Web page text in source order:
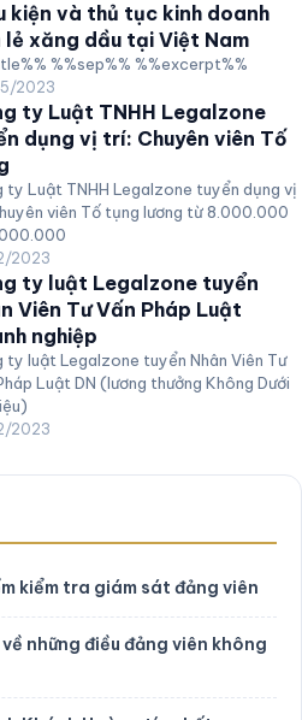
kiện và thủ tục kinh doanh
lẻ xăng dầu tại Việt Nam
%%sep%% %%excerpt%%
2023
ty Luật TNHH Legalzone
dụng vị trí: Chuyên viên Tố
ty Luật TNHH Legalzone tuyển dụng vị
viên Tố tụng lương từ 8.000.000
2023
ty luật Legalzone tuyển
Viên Tư Vấn Pháp Luật
nghiệp
ty luật Legalzone tuyển Nhân Viên Tư
Luật DN (lương thưởng Không Dưới
2023
kiểm tra giám sát đảng viên
những điều đảng viên không